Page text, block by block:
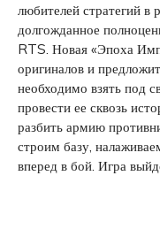
любителей стратегий в
долгожданное
RTS. Новая «Эпоха
оригиналов и
необходимо взять под
провести ее сквозь
разбить армию
строим базу,
вперед в бой. Игра